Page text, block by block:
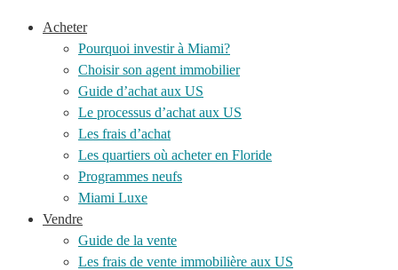
Acheter
Pourquoi investir à Miami?
Choisir son agent immobilier
Guide d’achat aux US
Le processus d’achat aux US
Les frais d’achat
Les quartiers où acheter en Floride
Programmes neufs
Miami Luxe
Vendre
Guide de la vente
Les frais de vente immobilière aux US